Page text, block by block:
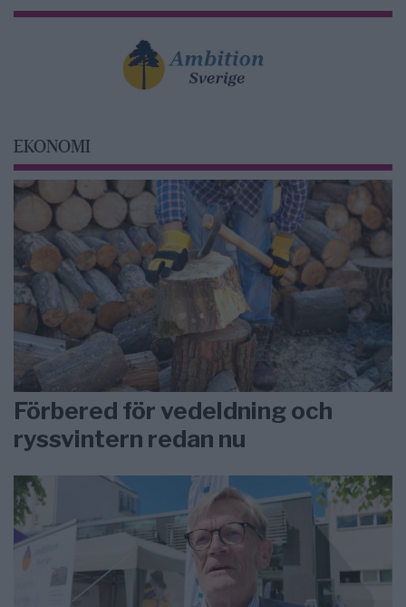
EKONOMI
Förbered för vedeldning och
ryssvintern redan nu